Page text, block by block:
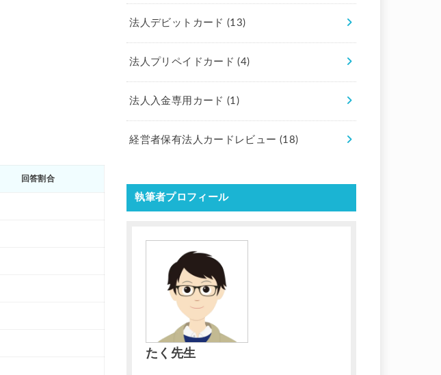
回答割合
法人デビットカード (13)
法人プリペイドカード(4)
法人入金専用カード (1)
経営者保有法人カードレビュー (18)
執筆者プロフィール
たく先生